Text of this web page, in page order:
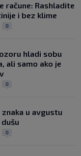
račune: Rashladite
i bez klime
0
hladi sobu
ali samo ako je
0
u avgustu
0